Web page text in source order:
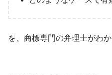
を、商標専門の弁理士がわ